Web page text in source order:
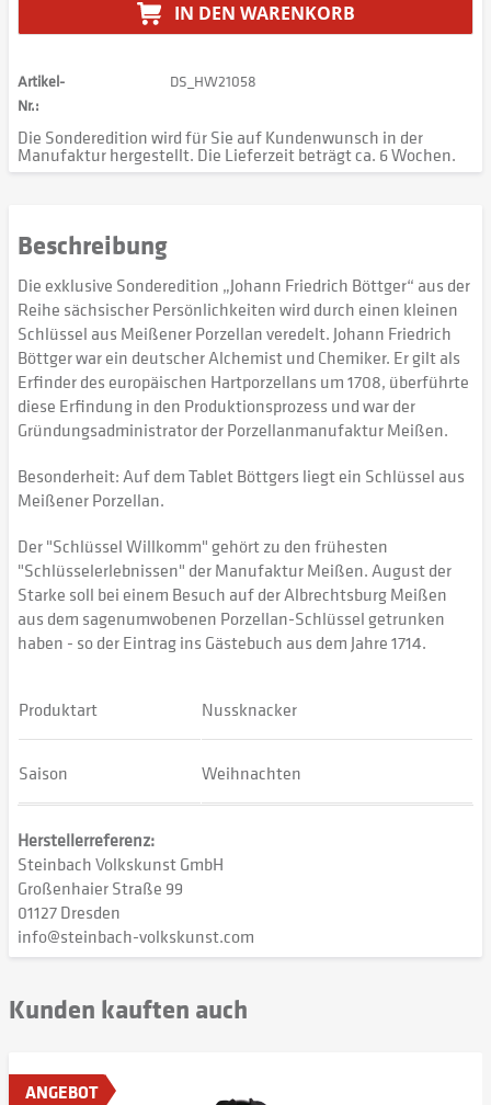
IN DEN WARENKORB
Artikel-
Nr.:
DS_HW21058
Die Sonderedition wird für Sie auf Kundenwunsch in der
Manufaktur hergestellt. Die Lieferzeit beträgt ca. 6 Wochen.
Beschreibung
Die exklusive Sonderedition „Johann Friedrich Böttger“ aus der
Reihe sächsischer Persönlichkeiten wird durch einen kleinen
Schlüssel aus Meißener Porzellan veredelt. Johann Friedrich
Böttger war ein deutscher Alchemist und Chemiker. Er gilt als
Erfinder des europäischen Hartporzellans um 1708, überführte
diese Erfindung in den Produktionsprozess und war der
Gründungsadministrator der Porzellanmanufaktur Meißen.
Besonderheit: Auf dem Tablet Böttgers liegt ein Schlüssel aus
Meißener Porzellan.
Der "Schlüssel Willkomm" gehört zu den frühesten
"Schlüsselerlebnissen" der Manufaktur Meißen. August der
Starke soll bei einem Besuch auf der Albrechtsburg Meißen
aus dem sagenumwobenen Porzellan-Schlüssel getrunken
haben - so der Eintrag ins Gästebuch aus dem Jahre 1714.
Produktart Nussknacker
Saison Weihnachten
Herstellerreferenz:
Steinbach Volkskunst GmbH
Großenhaier Straße 99
01127 Dresden
info@steinbach-volkskunst.com
Kunden kauften auch
ANGEBOT